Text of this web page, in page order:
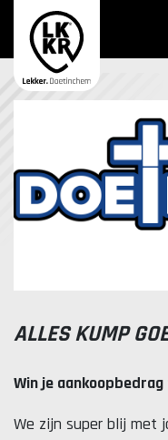
Overzicht winkels
Overzicht
ALLES KUMP
Win je
We zijn super blij met